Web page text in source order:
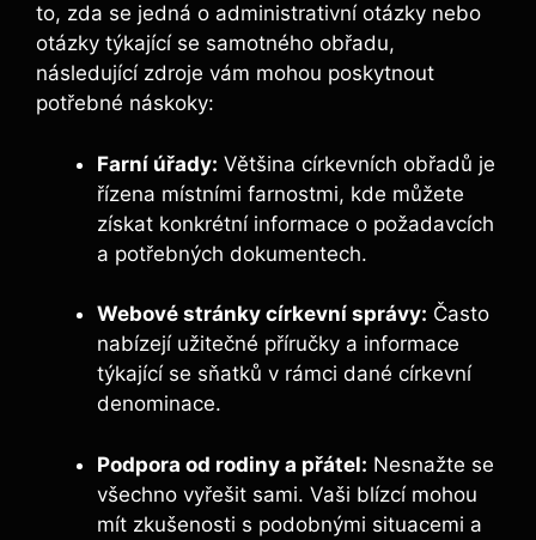
to, zda se jedná o administrativní otázky nebo
otázky týkající se samotného obřadu,
následující zdroje vám mohou poskytnout
potřebné náskoky:
Farní úřady: Většina církevních obřadů je
řízena místními farnostmi, kde můžete
získat konkrétní informace o požadavcích
a potřebných dokumentech.
Webové stránky církevní správy: Často
nabízejí užitečné příručky a informace
týkající se sňatků v rámci dané církevní
denominace.
Podpora od rodiny a přátel: Nesnažte se
všechno vyřešit sami. Vaši blízcí mohou
mít zkušenosti s podobnými situacemi a